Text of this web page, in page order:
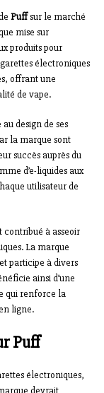
Puffsur le marché
mise sur
produits pour
électroniques
offrant une
de vape.
design de ses
la marque sont
succès auprès du
d’e-liquides aux
utilisateur de
à asseoir
La marque
participe à divers
ainsi d’une
qui renforce la
ligne.
Puff
électroniques,
devrait